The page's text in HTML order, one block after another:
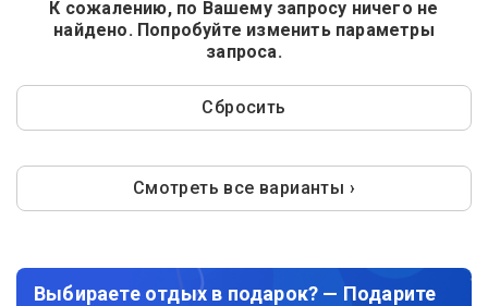
К сожалению, по Вашему запросу ничего не
найдено. Попробуйте изменить параметры
запроса.
Сбросить
Смотреть все варианты ›
Выбираете отдых в подарок? — Подарите